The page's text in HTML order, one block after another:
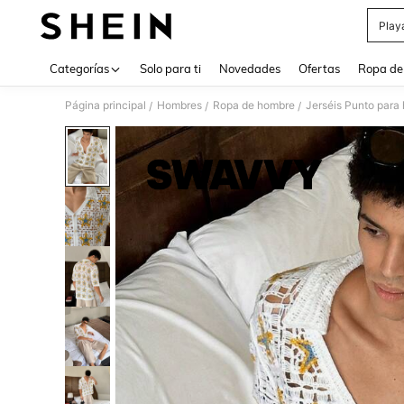
Categorías Solo para ti Novedades Ofertas Ropa
Página principal / Hombres / Ropa de hombre / Jerséis Punto para